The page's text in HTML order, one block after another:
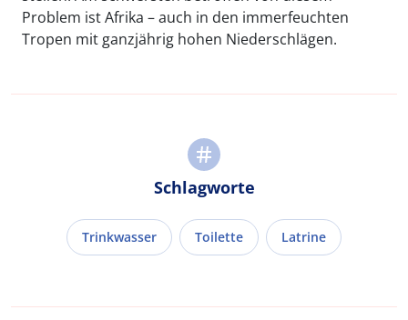
Problem ist Afrika – auch in den immerfeuchten
Tropen mit ganzjährig hohen Niederschlägen.
Schlagworte
Trinkwasser Toilette Latrine